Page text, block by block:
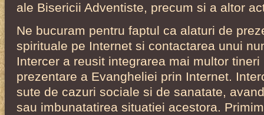
ale Bisericii Adventiste, precum si a altor
Ne bucuram pentru faptul ca alaturi de
spirituale pe Internet si contactarea unui
Intercer a reusit integrarea mai multor
prezentare a Evangheliei prin Internet.
sute de cazuri sociale si de sanatate,
sau imbunatatirea situatiei acestora.